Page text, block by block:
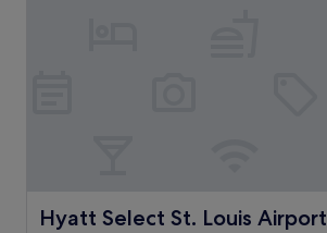
Hyatt Select St. Louis Airport
Hyatt Select St. Louis Airport